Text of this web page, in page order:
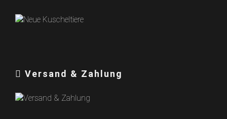
Versand & Zahlung